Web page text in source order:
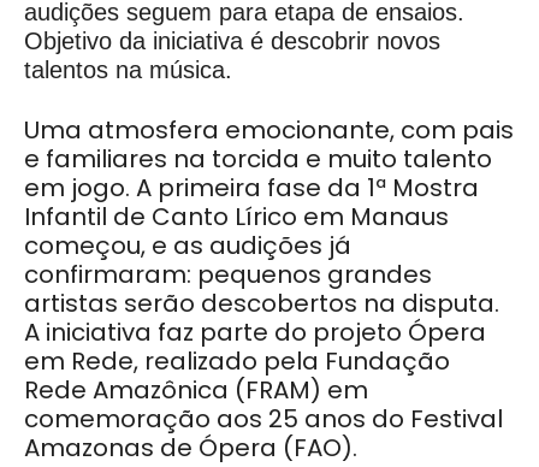
audições seguem para etapa de ensaios.
Objetivo da iniciativa é descobrir novos
talentos na música.
Uma atmosfera emocionante, com pais
e familiares na torcida e muito talento
em jogo. A primeira fase da 1ª Mostra
Infantil de Canto Lírico em Manaus
começou, e as audições já
confirmaram: pequenos grandes
artistas serão descobertos na disputa.
A iniciativa faz parte do projeto Ópera
em Rede, realizado pela Fundação
Rede Amazônica (FRAM) em
comemoração aos 25 anos do Festival
Amazonas de Ópera (FAO).